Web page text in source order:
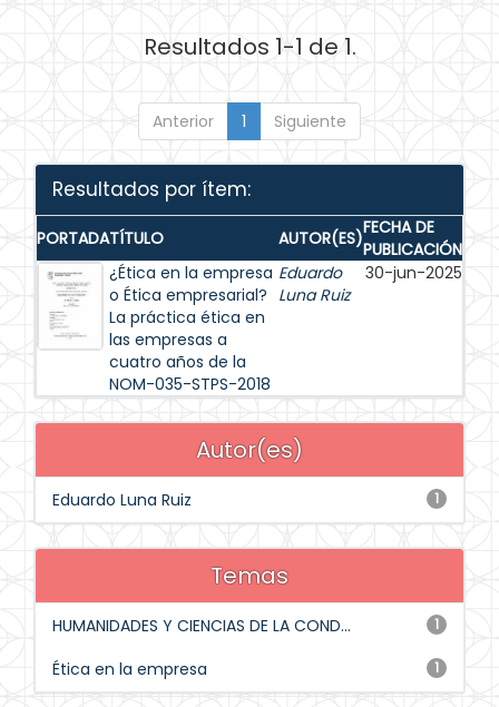
Resultados 1-1 de 1.
Anterior 1 Siguiente
Resultados por ítem:
PORTADATÍTULO AUTOR(ES)FECHA DE
PUBLICACIÓN
¿Ética en la empresa
o Ética empresarial?
La práctica ética en
las empresas a
cuatro años de la
NOM-035-STPS-2018
Eduardo
Luna Ruiz
30-jun-2025
Autor(es)
1
Eduardo Luna Ruiz
Temas
1
HUMANIDADES Y CIENCIAS DE LA COND...
1
Ética en la empresa